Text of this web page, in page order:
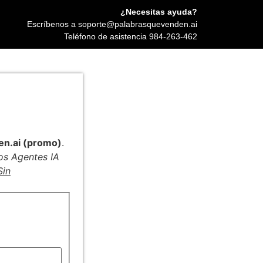
¿Necesitas ayuda?
Escríbenos a soporte@palabrasquevenden.ai
Teléfono de asistencia 984-263-462
(promo).
Agentes IA